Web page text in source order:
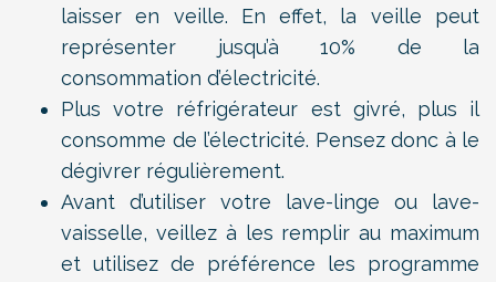
laisser en veille. En effet, la veille peut
représenter jusqu’à 10% de la
consommation d’électricité.
Plus votre réfrigérateur est givré, plus il
consomme de l’électricité. Pensez donc à le
dégivrer régulièrement.
Avant d’utiliser votre lave-linge ou lave-
vaisselle, veillez à les remplir au maximum
et utilisez de préférence les programme